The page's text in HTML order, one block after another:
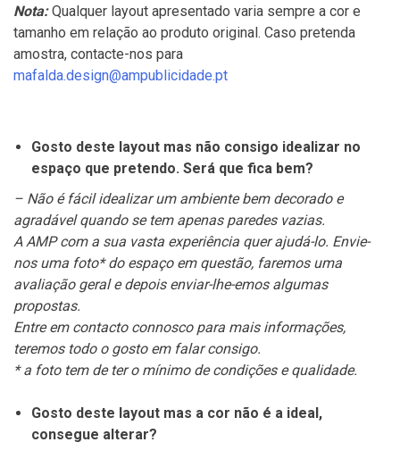
Nota:Qualquer layout apresentado varia sempre a cor e
tamanho em relação ao produto original. Caso pretenda
amostra, contacte-nos para
mafalda.design@ampublicidade.pt
Gosto deste layout mas não consigo idealizar no
espaço que pretendo. Será que fica bem?
– Não é fácil idealizar um ambiente bem decorado e
agradável quando se tem apenas paredes vazias.
A AMP com a sua vasta experiência quer ajudá-lo. Envie-
nos uma foto* do espaço em questão, faremos uma
avaliação geral e depois enviar-lhe-emos algumas
propostas.
Entre em contacto connosco para mais informações,
teremos todo o gosto em falar consigo.
* a foto tem de ter o mínimo de condições e qualidade.
Gosto deste layout mas a cor não é a ideal,
consegue alterar?